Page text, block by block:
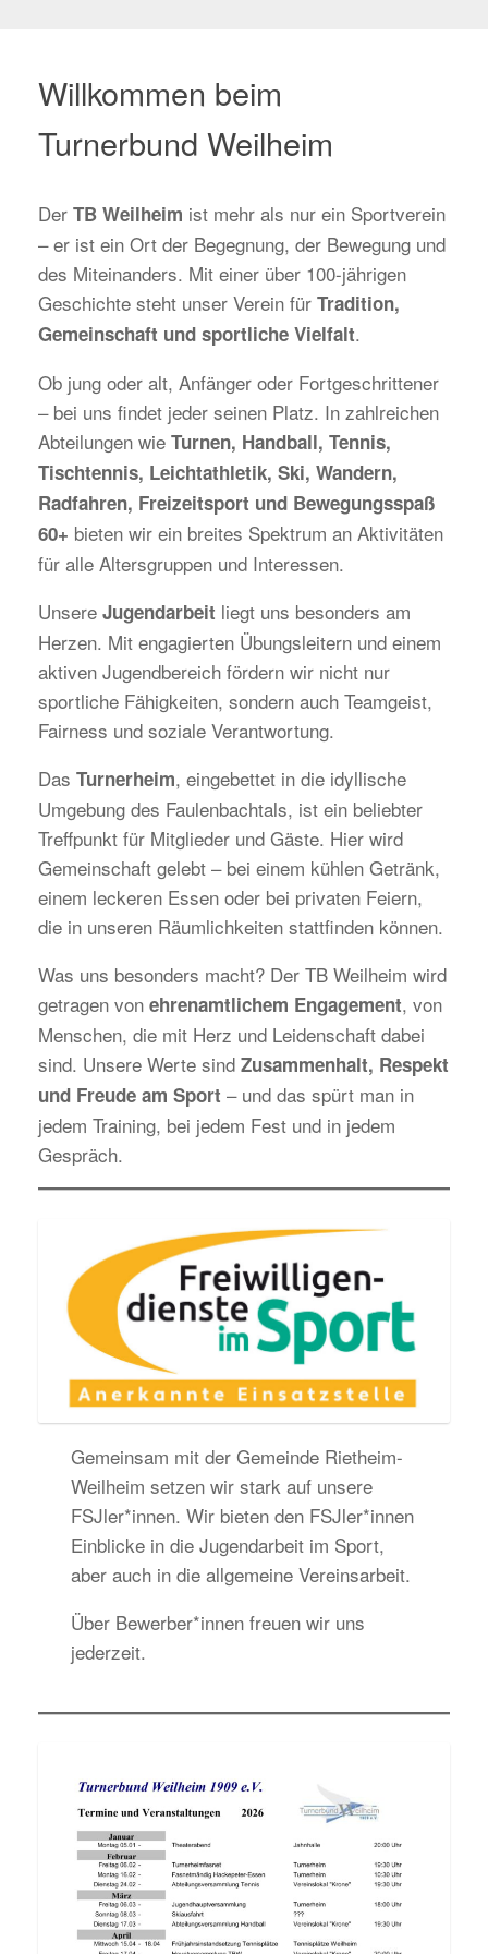
Willkommen beim
Turnerbund Weilheim
Der TB Weilheim ist mehr als nur ein Sportverein
– er ist ein Ort der Begegnung, der Bewegung und
des Miteinanders. Mit einer über 100-jährigen
Geschichte steht unser Verein für Tradition,
Gemeinschaft und sportliche Vielfalt.
Ob jung oder alt, Anfänger oder Fortgeschrittener
– bei uns findet jeder seinen Platz. In zahlreichen
Abteilungen wie Turnen, Handball, Tennis,
Tischtennis, Leichtathletik, Ski, Wandern,
Radfahren, Freizeitsport und Bewegungsspaß
60+ bieten wir ein breites Spektrum an Aktivitäten
für alle Altersgruppen und Interessen.
Unsere Jugendarbeit liegt uns besonders am
Herzen. Mit engagierten Übungsleitern und einem
aktiven Jugendbereich fördern wir nicht nur
sportliche Fähigkeiten, sondern auch Teamgeist,
Fairness und soziale Verantwortung.
Das Turnerheim, eingebettet in die idyllische
Umgebung des Faulenbachtals, ist ein beliebter
Treffpunkt für Mitglieder und Gäste. Hier wird
Gemeinschaft gelebt – bei einem kühlen Getränk,
einem leckeren Essen oder bei privaten Feiern,
die in unseren Räumlichkeiten stattfinden können.
Was uns besonders macht? Der TB Weilheim wird
getragen von ehrenamtlichem Engagement, von
Menschen, die mit Herz und Leidenschaft dabei
sind. Unsere Werte sind Zusammenhalt, Respekt
und Freude am Sport – und das spürt man in
jedem Training, bei jedem Fest und in jedem
Gespräch.
Gemeinsam mit der Gemeinde Rietheim-
Weilheim setzen wir stark auf unsere
FSJler*innen. Wir bieten den FSJler*innen
Einblicke in die Jugendarbeit im Sport,
aber auch in die allgemeine Vereinsarbeit.
Über Bewerber*innen freuen wir uns
jederzeit.